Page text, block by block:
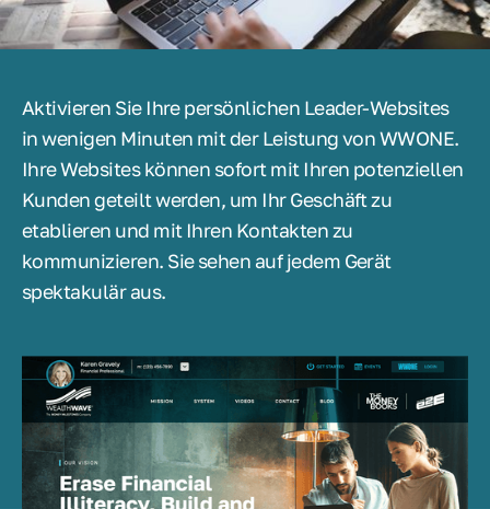
Aktivieren Sie Ihre persönlichen Leader-Websites
in wenigen Minuten mit der Leistung von WWONE.
Ihre Websites können sofort mit Ihren potenziellen
Kunden geteilt werden, um Ihr Geschäft zu
etablieren und mit Ihren Kontakten zu
kommunizieren. Sie sehen auf jedem Gerät
spektakulär aus.